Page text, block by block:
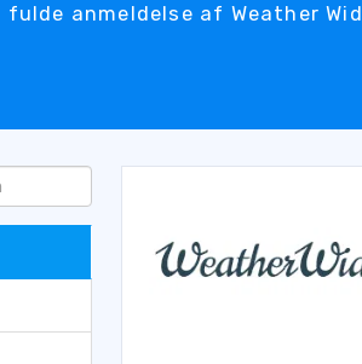
fulde anmeldelse af Weather